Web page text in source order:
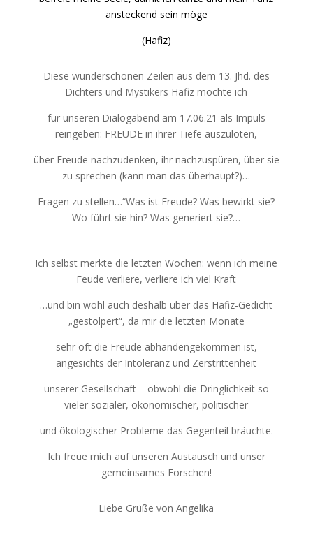
ansteckend sein möge
(Hafiz)
Diese wunderschönen Zeilen aus dem 13. Jhd. des
Dichters und Mystikers Hafiz möchte ich
für unseren Dialogabend am 17.06.21 als Impuls
reingeben: FREUDE in ihrer Tiefe auszuloten,
über Freude nachzudenken, ihr nachzuspüren, über sie
zu sprechen (kann man das überhaupt?)…
Fragen zu stellen…“Was ist Freude? Was bewirkt sie?
Wo führt sie hin? Was generiert sie?…
Ich selbst merkte die letzten Wochen: wenn ich meine
Feude verliere, verliere ich viel Kraft
…und bin wohl auch deshalb über das Hafiz-Gedicht
„gestolpert“, da mir die letzten Monate
sehr oft die Freude abhandengekommen ist,
angesichts der Intoleranz und Zerstrittenheit
unserer Gesellschaft – obwohl die Dringlichkeit so
vieler sozialer, ökonomischer, politischer
und ökologischer Probleme das Gegenteil bräuchte.
Ich freue mich auf unseren Austausch und unser
gemeinsames Forschen!
Liebe Grüße von Angelika